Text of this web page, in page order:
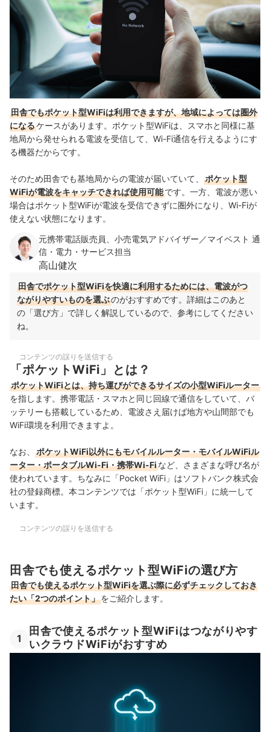
田舎でもポケット型WiFiは利用できますが、地域によっては圏外
になるケースがあります。ポケット型WiFiは、スマホと同様に基
地局から発せられる電波を受信して、Wi-Fi通信を行えるようにす
る機器だからです。
そのため田舎でも基地局からの電波が届いていて、
ポケット型
WiFiが電波をキャッチできれば使用可能です。一方、電波が悪い
場合はポケット型WiFiが電波を受信できずに圏外になり、Wi-Fiが
使えない状態になります。
元携帯電話販売員、小売電気アドバイザー／マイベスト 通
信・電力・サービス担当
高山健次
田舎でポケット型WiFiを快適に利用するためには、電波がつ
ながりやすいものを選ぶのがおすすめです。詳細はこのあと
の「選び方」で詳しく解説しているので、参考にしてください
ね。
コンテンツの誤りを送信する
「ポケットWiFi」とは？
ポケットWiFiとは、持ち運びができるサイズの小型WiFiルーター
を指します。携帯電話・スマホと同じ回線で通信をしていて、バ
ッテリーも搭載しているため、電波さえ届けば地方や山間部でも
WiFi環境を利用できますよ。
なお、
ポケットWiFi以外にもモバイルルーター・モバイルWiFiル
ーター・ポータブルWi-Fi・携帯Wi-Fiなど、さまざまな呼び名が
使われています。ちなみに「Pocket WiFi」はソフトバンク株式会
社の登録商標。本コンテンツでは「ポケット型WiFi」に統一して
います。
コンテンツの誤りを送信する
田舎でも使えるポケット型WiFiの選び方
田舎でも使えるポケット型WiFiを選ぶ際に必ずチェックしておき
たい「2つのポイント」をご紹介します。
1
田舎で使えるポケット型WiFiはつながりやす
いクラウドWiFiがおすすめ